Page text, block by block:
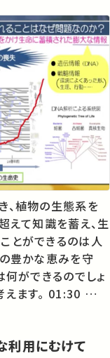
、植物の生態系を
とができるのは人
何ができるのでしょ
保全
な利用にむけて